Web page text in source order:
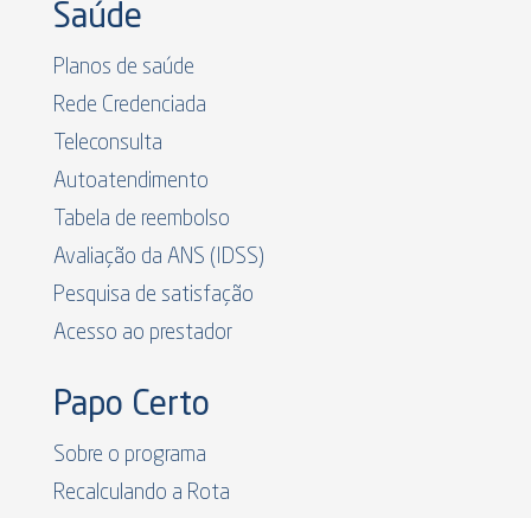
Saúde
Planos de saúde
Rede Credenciada
Teleconsulta
Autoatendimento
Tabela de reembolso
Avaliação da ANS (IDSS)
Pesquisa de satisfação
Acesso ao prestador
Papo Certo
Sobre o programa
Recalculando a Rota